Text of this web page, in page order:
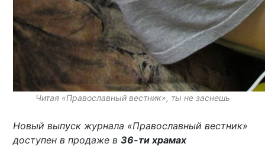
Читая «Православный вестник», ты не заснешь
Новый выпуск журнала «Православный вестник»
доступен в продаже в36-ти храмах